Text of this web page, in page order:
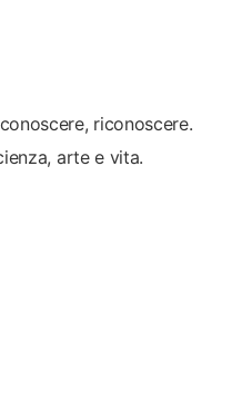
riconoscere.
arte e vita.